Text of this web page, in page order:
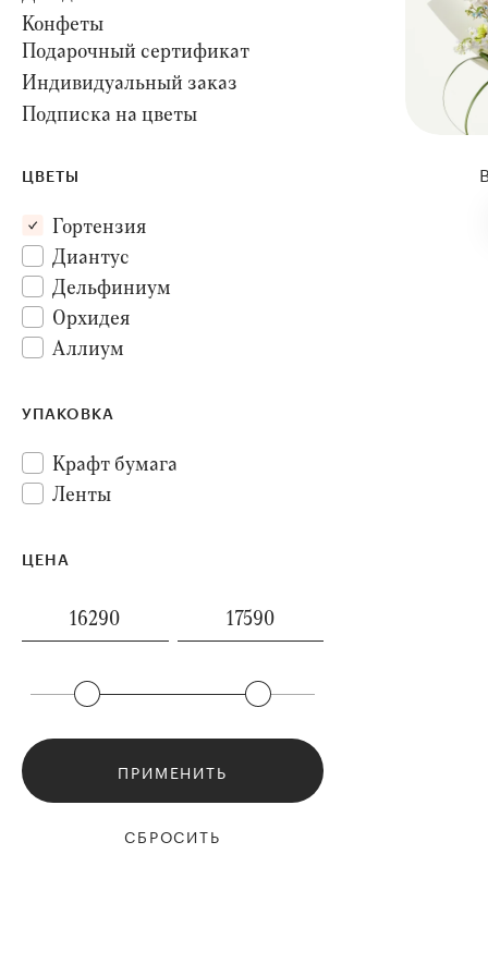
Конфеты
Подарочный сертификат
Индивидуальный заказ
Подписка на цветы
ЦВЕТЫ
Гортензия
Диантус
Дельфиниум
Орхидея
Аллиум
Антуриум
УПАКОВКА
Крафт бумага
Ленты
ЦЕНА
ПРИМЕНИТЬ
СБРОСИТЬ